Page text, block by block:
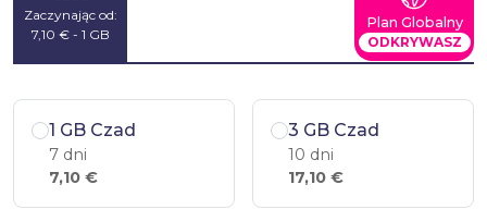
Zaczynając od:
7,10 € - 1 GB
Plan Globalny
ODKRYWASZ
1 GB Czad
7 dni
7,10 €
3 GB Czad
10 dni
17,10 €